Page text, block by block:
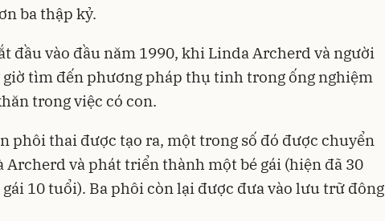
ba thập kỷ.
đầu vào đầu năm 1990, khi Linda Archerd và người
giờ tìm đến phương pháp thụ tinh trong ống nghiệm
trong việc có con.
phôi thai được tạo ra, một trong số đó được chuyển
Archerd và phát triển thành một bé gái (hiện đã 30
10 tuổi). Ba phôi còn lại được đưa vào lưu trữ đông